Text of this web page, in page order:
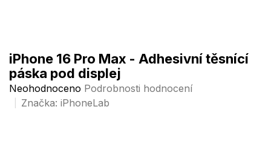
iPhone 16 Pro Max - Adhesivní těsnící
páska pod displej
Průměrné
hodnocení
Neohodnoceno Podrobnosti hodnocení
Značka:iPhoneLab